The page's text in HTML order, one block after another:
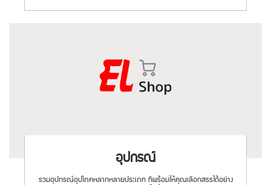
อุปกรณ์
รวมอุปกรณ์อุปโภคหลากหลายประเภท ที่พร้อมให้คุณเลือกสรรได้อย่าง